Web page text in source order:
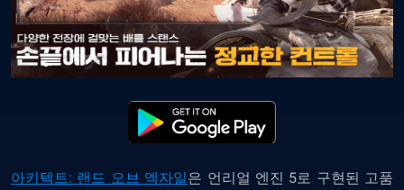
아키텍트: 랜드 오브 엑자일은 언리얼 엔진 5로 구현된 고품